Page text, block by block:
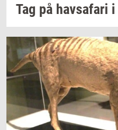
Tag på havs­a­fa­ri i